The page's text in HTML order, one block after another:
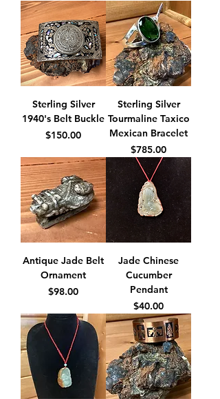
Sterling Silver
1940's Belt Buckle
価格
$150.00
Sterling Silver
Tourmaline Taxico
Mexican Bracelet
価格
$785.00
Antique Jade Belt
Ornament
価格
$98.00
Jade Chinese
Cucumber
Pendant
価格
$40.00